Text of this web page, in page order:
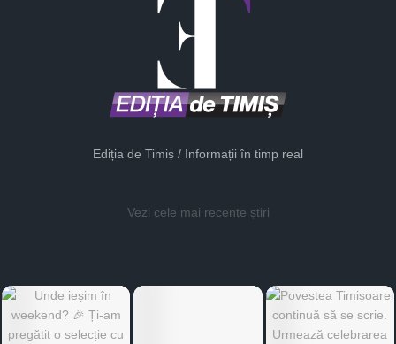
Ediția de Timiș / Informații în timp real
Vezi cele mai recente știri